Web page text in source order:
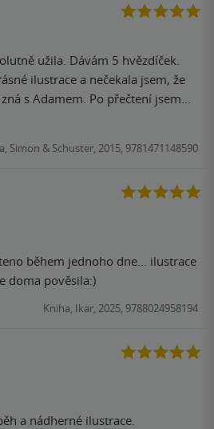
propojeni Adama a Owena.
pribehem zasazena a vy si
Autorka maximalne vi, co dela a
užila. Dávám 5 hvězdíček.
ilustrace a nečekala jsem, že
s Adamem. Po přečtení jsem
Simon & Schuster, 2015, 9781471148590
během jednoho dne... ilustrace
doma pověsila:)
Kniha, Ikar, 2025, 9788024958194
a nádherné ilustrace.